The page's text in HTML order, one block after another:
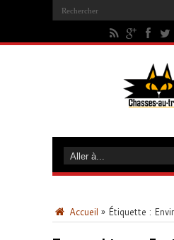
Accueil » Étiquette :